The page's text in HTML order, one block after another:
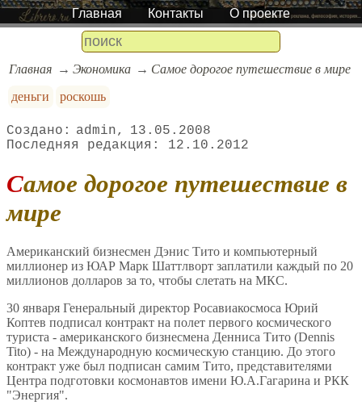
Главная Контакты О проекте
Главная Экономика
Самое дорогое путешествие в мире
деньги
роскошь
admin
13.05.2008
12.10.2012
Самое дорогое путешествие в
мире
Американский бизнесмен Дэнис Тито и компьютерный
миллионер из ЮАР Марк Шаттлворт заплатили каждый по 20
миллионов долларов за то, чтобы слетать на МКС.
30 января Генеральный директор Росавиакосмоса Юрий
Коптев подписал контракт на полет первого космического
туриста - американского бизнесмена Денниса Тито (Dennis
Tito) - на Международную космическую станцию. До этого
контракт уже был подписан самим Тито, представителями
Центра подготовки космонавтов имени Ю.А.Гагарина и РКК
"Энергия".